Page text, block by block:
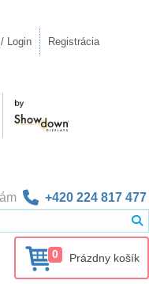
Login Registrácia
+420 224 817 477
0 Prázdny košík